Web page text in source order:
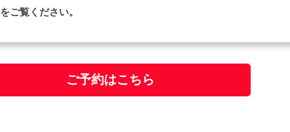
をご覧ください。
ご予約はこちら